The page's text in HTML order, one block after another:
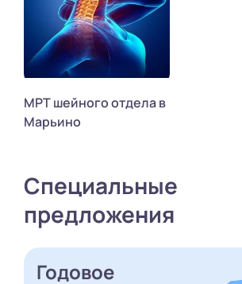
МРТ шейного отдела в
Марьино
Специальные
предложения
Годовое